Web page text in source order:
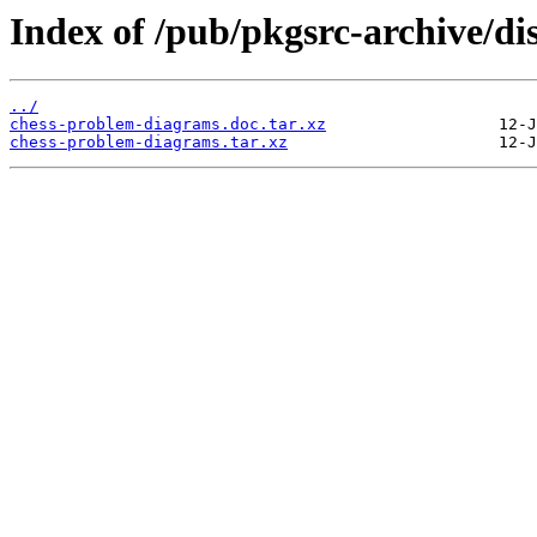
Index of /pub/pkgsrc-archive/
../
chess-problem-diagrams.doc.tar.xz
chess-problem-diagrams.tar.xz